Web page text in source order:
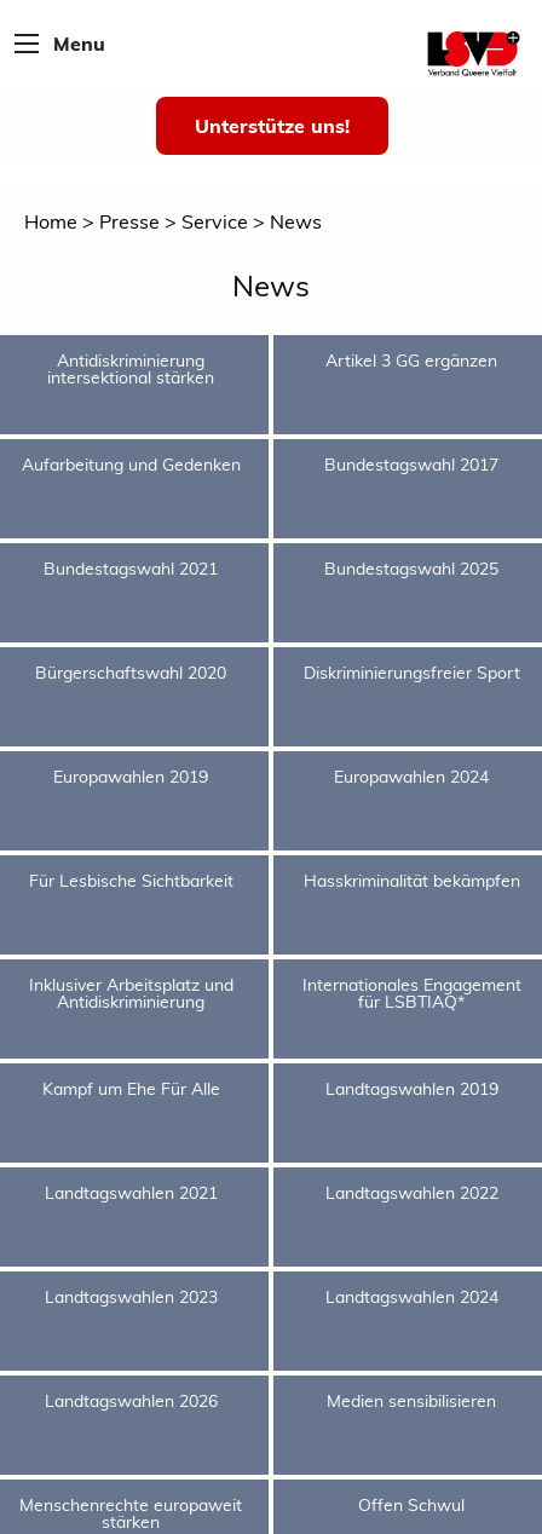
Menu
Unterstütze uns!
Home Presse Service News
News
Antidiskriminierung
intersektional stärken
Artikel 3 GG ergänzen
Aufarbeitung und Gedenken Bundestagswahl 2017
Bundestagswahl 2021 Bundestagswahl 2025
Bürgerschaftswahl 2020 Diskriminierungsfreier Sport
Europawahlen 2019 Europawahlen 2024
Für Lesbische Sichtbarkeit Hasskriminalität bekämpfen
Inklusiver Arbeitsplatz und
Antidiskriminierung
Internationales Engagement
für LSBTIAQ*
Kampf um Ehe Für Alle Landtagswahlen 2019
Landtagswahlen 2021 Landtagswahlen 2022
Landtagswahlen 2023 Landtagswahlen 2024
Landtagswahlen 2026 Medien sensibilisieren
Menschenrechte europaweit
stärken
Offen Schwul